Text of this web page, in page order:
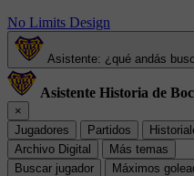
No Limits Design
Asistente: ¿qué andás
Asistente Historia de
×
Jugadores
Partidos
Archivo Digital
Más temas
Buscar jugador
Máximos